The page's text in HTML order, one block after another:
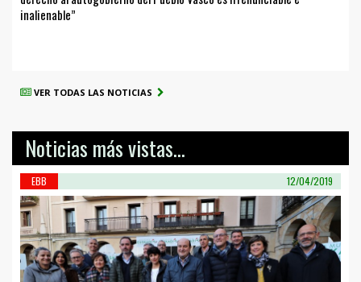
inalienable”
VER TODAS LAS NOTICIAS
Noticias más vistas...
EBB 12/04/2019